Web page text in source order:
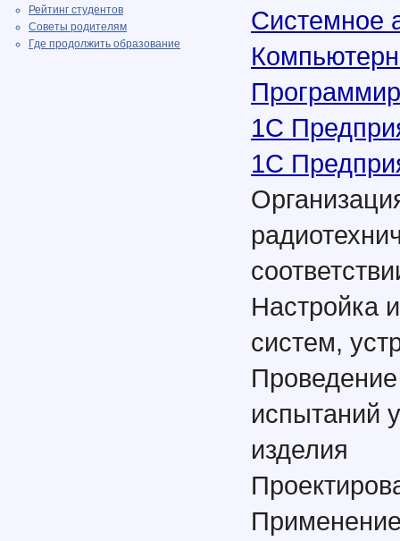
Рейтинг студентов
Советы родителям
Где продолжить образование
Системное
1С
1С
Настройка
систем,
испытаний
изделия